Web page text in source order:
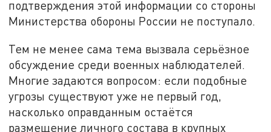
подтверждения этой информации со стороны
Министерства обороны России не поступало.
Тем не менее сама тема вызвала серьёзное
обсуждение среди военных наблюдателей.
Многие задаются вопросом: если подобные
угрозы существуют уже не первый год,
насколько оправданным остаётся
размещение личного состава в крупных